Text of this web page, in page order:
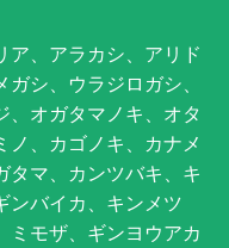
ア、アラカシ、アリド
シ、ウラジロガシ、
、オガタマノキ、オタ
ノ、カゴノキ、カナメ
タマ、カンツバキ、キ
ンバイカ、キンメツ
ミモザ、ギンヨウアカ